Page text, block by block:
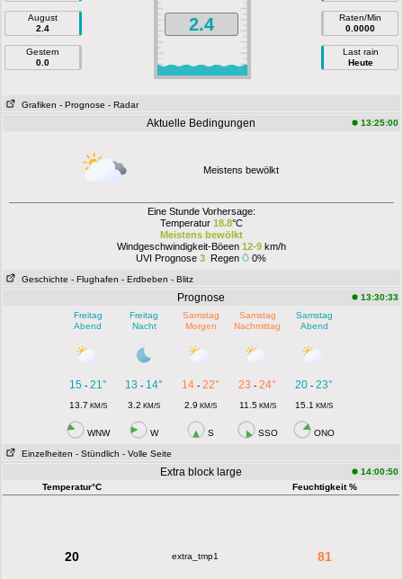
August
2.4
Gestern
0.0
2.4
Raten/Min
0.0000
Last rain
Heute
Grafiken - Prognose - Radar
Aktuelle Bedingungen 13:25:00
Meistens bewölkt
Eine Stunde Vorhersage:
Temperatur 18.8°C
Meistens bewölkt
Windgeschwindigkeit-Böeen 12-9km/h
UVI Prognose3 Regen 0%
Geschichte - Flughafen - Erdbeben - Blitz
Prognose
13:30:33
Freitag
Abend
Freitag
Nacht
Samstag
Morgen
Samstag
Nachmittag
Samstag
Abend
15- 21° 13 - 14° 14 -22° 23 -24° 20 -23°
13.7 KM/S 3.2 KM/S 2.9 KM/S 11.5KM/S 15.1 KM/S
WNW W S SSO ONO
Einzelheiten - Stündlich - Volle Seite
Extra block large
14:00:50
Temperatur°C
Feuchtigkeit %
20 extra_tmp1 81